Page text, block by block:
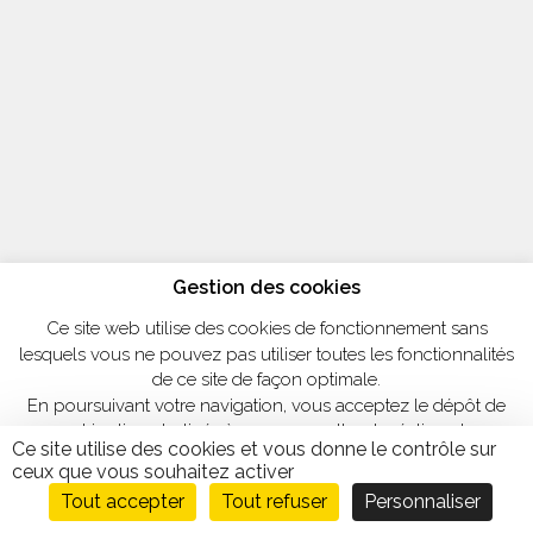
Gestion des cookies
Ce site web utilise des cookies de fonctionnement sans
lesquels vous ne pouvez pas utiliser toutes les fonctionnalités
de ce site de façon optimale.
En poursuivant votre navigation, vous acceptez le dépôt de
cookies tiers destinés à nous permettre de réaliser des
statistiques de visites.
Personnaliser
OK, tout accepter
Ce site utilise des cookies et vous donne le contrôle sur
ceux que vous souhaitez activer
Tout accepter
Tout refuser Personnaliser